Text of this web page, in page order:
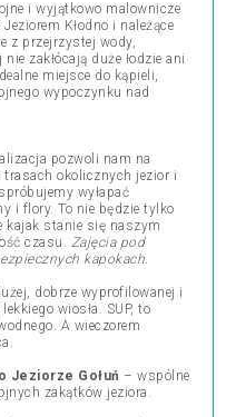
i wyjątkowo malownicze
Kłodno i należące
z przejrzystej wody,
zakłócają duże łodzie ani
miejsce do kąpieli,
wypoczynku nad
pozwoli nam na
trasach okolicznych jezior i
wyłapać
i flory. To nie będzie tylko
kajak stanie się naszym
czasu. Zajęcia pod
kapokach.
dobrze wyprofilowanej i
wiosła. SUP, to
A wieczorem
Jeziorze Gołuń – wspólne
zakątków jeziora.